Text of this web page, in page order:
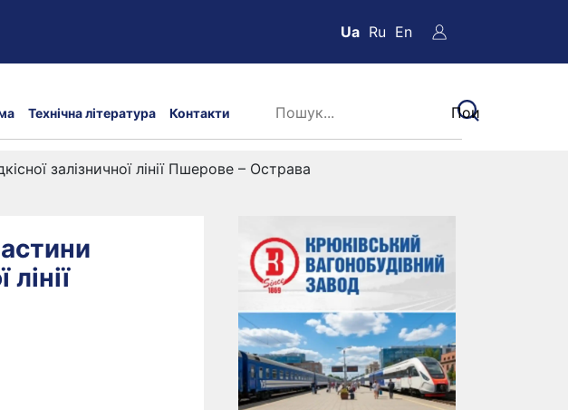
Ua Ru En
Технічна література Контакти
залізничної лінії Пшерове – Острава